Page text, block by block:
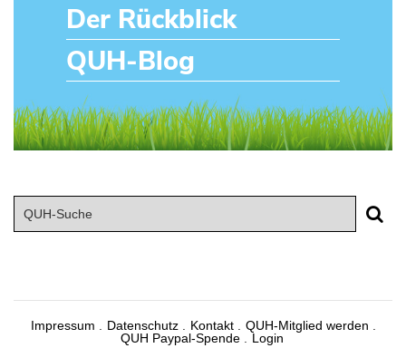
Der Rückblick
QUH-Blog
Impressum Datenschutz Kontakt
QUH-Mitglied werden
QUH Paypal-Spende
Login